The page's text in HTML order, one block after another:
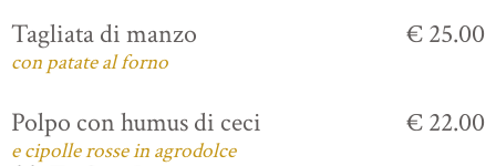
Tagliata di manzo
con patate al forno
€ 25.00
Polpo con humus di ceci
e cipolle rosse in agrodolce
€ 22.00